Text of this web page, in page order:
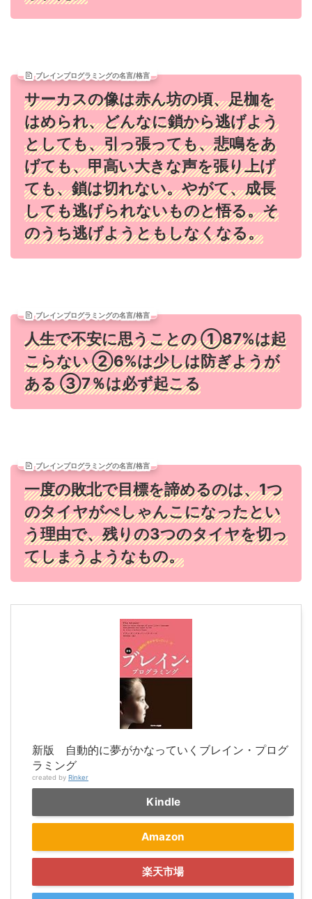
ブレインプログラミングの名言/格言
サーカスの像は赤ん坊の頃、足枷を
はめられ、どんなに鎖から逃げよう
としても、引っ張っても、悲鳴をあ
げても、甲高い大きな声を張り上げ
ても、鎖は切れない。やがて、成長
しても逃げられないものと悟る。そ
のうち逃げようともしなくなる。
ブレインプログラミングの名言/格言
人生で不安に思うことの ①87%は起
こらない ②6%は少しは防ぎようが
ある ③7％は必ず起こる
ブレインプログラミングの名言/格言
一度の敗北で目標を諦めるのは、1つ
のタイヤがぺしゃんこになったとい
う理由で、残りの3つのタイヤを切っ
てしまうようなもの。
新版 自動的に夢がかなっていくブレイン・プログ
ラミング
created by Rinker
Kindle
Amazon
楽天市場